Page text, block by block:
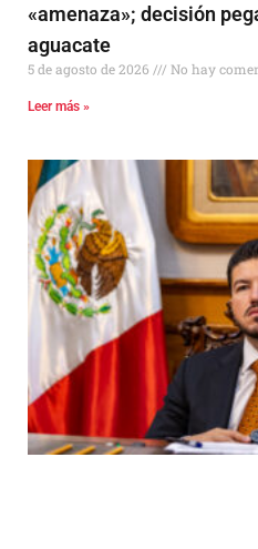
«amenaza»; decisión
aguacate
5 de agosto de 2026 No hay
Leer más »